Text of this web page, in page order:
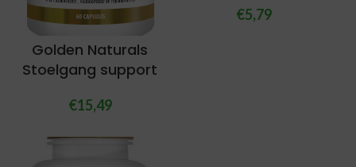
Golden Naturals
Stoelgang support
€15,49
€5,79